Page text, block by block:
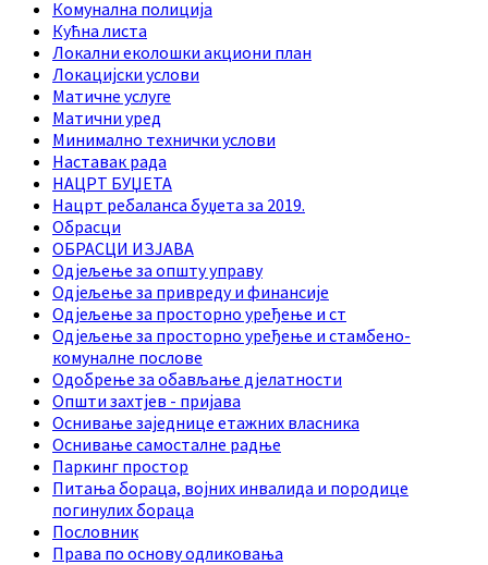
Комунална полиција
Кућна листа
Локални еколошки акциони план
Локацијски услови
Матичне услуге
Матични уред
Минимално технички услови
Наставак рада
НАЦРТ БУЏЕТА
Нацрт ребаланса буџета за 2019.
Обрасци
ОБРАСЦИ ИЗЈАВА
Одјељење за општу управу
Одјељење за привреду и финансије
Одјељење за просторно уређење и ст
Одјељење за просторно уређење и стамбено-
комуналне послове
Одобрење за обављање дјелатности
Општи захтјев - пријава
Оснивање заједнице етажних власника
Оснивање самосталне радње
Паркинг простор
Питања бораца, војних инвалида и породице
погинулих бораца
Пословник
Права по основу одликовања